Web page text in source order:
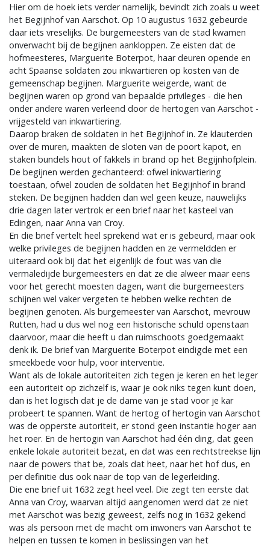
Hier om de hoek iets verder namelijk, bevindt zich zoals u weet
het Begijnhof van Aarschot. Op 10 augustus 1632 gebeurde
daar iets vreselijks. De burgemeesters van de stad kwamen
onverwacht bij de begijnen aankloppen. Ze eisten dat de
hofmeesteres, Marguerite Boterpot, haar deuren opende en
acht Spaanse soldaten zou inkwartieren op kosten van de
gemeenschap begijnen. Marguerite weigerde, want de
begijnen waren op grond van bepaalde privileges - die hen
onder andere waren verleend door de hertogen van Aarschot -
vrijgesteld van inkwartiering.
Daarop braken de soldaten in het Begijnhof in. Ze klauterden
over de muren, maakten de sloten van de poort kapot, en
staken bundels hout of fakkels in brand op het Begijnhofplein.
De begijnen werden gechanteerd: ofwel inkwartiering
toestaan, ofwel zouden de soldaten het Begijnhof in brand
steken. De begijnen hadden dan wel geen keuze, nauwelijks
drie dagen later vertrok er een brief naar het kasteel van
Edingen, naar Anna van Croy.
En die brief vertelt heel sprekend wat er is gebeurd, maar ook
welke privileges de begijnen hadden en ze vermeldden er
uiteraard ook bij dat het eigenlijk de fout was van die
vermaledijde burgemeesters en dat ze die alweer maar eens
voor het gerecht moesten dagen, want die burgemeesters
schijnen wel vaker vergeten te hebben welke rechten de
begijnen genoten. Als burgemeester van Aarschot, mevrouw
Rutten, had u dus wel nog een historische schuld openstaan
daarvoor, maar die heeft u dan ruimschoots goedgemaakt
denk ik. De brief van Marguerite Boterpot eindigde met een
smeekbede voor hulp, voor interventie.
Want als de lokale autoriteiten zich tegen je keren en het leger
een autoriteit op zichzelf is, waar je ook niks tegen kunt doen,
dan is het logisch dat je de dame van je stad voor je kar
probeert te spannen. Want de hertog of hertogin van Aarschot
was de opperste autoriteit, er stond geen instantie hoger aan
het roer. En de hertogin van Aarschot had één ding, dat geen
enkele lokale autoriteit bezat, en dat was een rechtstreekse lijn
naar de powers that be, zoals dat heet, naar het hof dus, en
per definitie dus ook naar de top van de legerleiding.
Die ene brief uit 1632 zegt heel veel. Die zegt ten eerste dat
Anna van Croy, waarvan altijd aangenomen werd dat ze niet
met Aarschot was bezig geweest, zelfs nog in 1632 gekend
was als persoon met de macht om inwoners van Aarschot te
helpen en tussen te komen in beslissingen van het